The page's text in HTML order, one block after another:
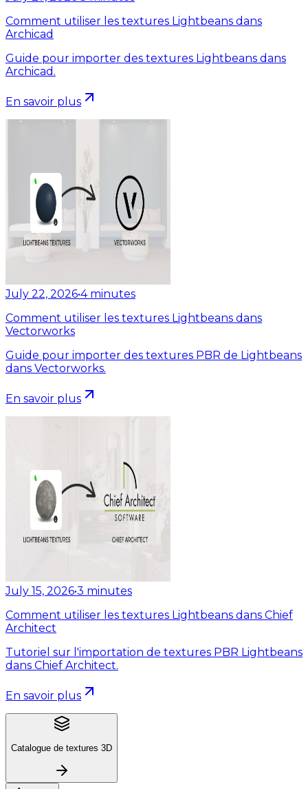
Comment utiliser les textures Lightbeans dans
Archicad
Guide pour importer des textures Lightbeans dans
Archicad.
En savoir plus
July 22, 2026•4 minutes
Comment utiliser les textures Lightbeans dans
Vectorworks
Guide pour importer des textures PBR de Lightbeans
dans Vectorworks.
En savoir plus
July 15, 2026•3 minutes
Comment utiliser les textures Lightbeans dans Chief
Architect
Tutoriel sur l'importation de textures PBR Lightbeans
dans Chief Architect.
En savoir plus
Catalogue de textures 3D